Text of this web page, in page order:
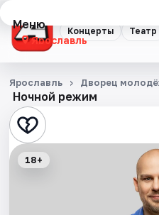
Концерты Театр
Меню
Ярославль
Концерты
Театр
Стендап
Ночной режим
Ярославль Дворец
18+